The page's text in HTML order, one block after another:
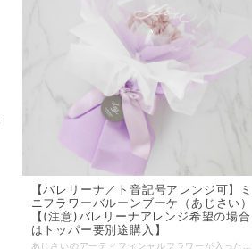
【バレリーナ／ト音記号アレンジ可】ミ
ニフラワーバルーンブーケ（あじさい）
【(注意)バレリーナアレンジ希望の場合
はトッパー要別途購入】